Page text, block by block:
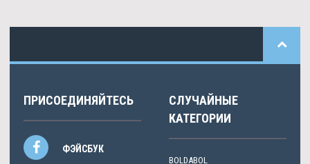
ПРИСОЕДИНЯЙТЕСЬ
ФЭЙСБУК
СЛУЧАЙНЫЕ
КАТЕГОРИИ
BOLDABOL